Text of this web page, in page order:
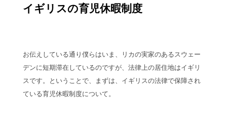
イギリスの育児休暇制度
お伝えしている通り僕らはいま、リカの実家のあるスウェー
デンに短期滞在しているのですが、法律上の居住地はイギリ
スです。ということで、まずは、イギリスの法律で保障され
ている育児休暇制度について。